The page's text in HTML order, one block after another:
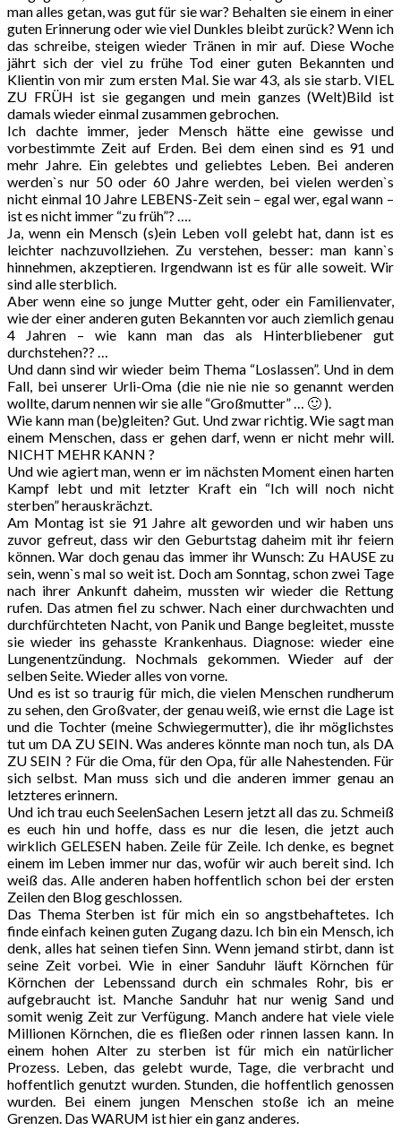
man alles getan, was gut für sie war? Behalten sie einem in einer
guten Erinnerung oder wie viel Dunkles bleibt zurück? Wenn ich
das schreibe, steigen wieder Tränen in mir auf. Diese Woche
jährt sich der viel zu frühe Tod einer guten Bekannten und
Klientin von mir zum ersten Mal. Sie war 43, als sie starb. VIEL
ZU FRÜH ist sie gegangen und mein ganzes (Welt)Bild ist
damals wieder einmal zusammen gebrochen.
Ich dachte immer, jeder Mensch hätte eine gewisse und
vorbestimmte Zeit auf Erden. Bei dem einen sind es 91 und
mehr Jahre. Ein gelebtes und geliebtes Leben. Bei anderen
werden`s nur 50 oder 60 Jahre werden, bei vielen werden`s
nicht einmal 10 Jahre LEBENS-Zeit sein – egal wer, egal wann –
ist es nicht immer “zu früh”? ….
Ja, wenn ein Mensch (s)ein Leben voll gelebt hat, dann ist es
leichter nachzuvollziehen. Zu verstehen, besser: man kann`s
hinnehmen, akzeptieren. Irgendwann ist es für alle soweit. Wir
sind alle sterblich.
Aber wenn eine so junge Mutter geht, oder ein Familienvater,
wie der einer anderen guten Bekannten vor auch ziemlich genau
4 Jahren – wie kann man das als Hinterbliebener gut
durchstehen?? …
Und dann sind wir wieder beim Thema “Loslassen”. Und in dem
Fall, bei unserer Urli-Oma (die nie nie nie so genannt werden
wollte, darum nennen wir sie alle “Großmutter” … 🙂 ).
Wie kann man (be)gleiten? Gut. Und zwar richtig. Wie sagt man
einem Menschen, dass er gehen darf, wenn er nicht mehr will.
NICHT MEHR KANN ?
Und wie agiert man, wenn er im nächsten Moment einen harten
Kampf lebt und mit letzter Kraft ein “Ich will noch nicht
sterben” herauskrächzt.
Am Montag ist sie 91 Jahre alt geworden und wir haben uns
zuvor gefreut, dass wir den Geburtstag daheim mit ihr feiern
können. War doch genau das immer ihr Wunsch: Zu HAUSE zu
sein, wenn`s mal so weit ist. Doch am Sonntag, schon zwei Tage
nach ihrer Ankunft daheim, mussten wir wieder die Rettung
rufen. Das atmen fiel zu schwer. Nach einer durchwachten und
durchfürchteten Nacht, von Panik und Bange begleitet, musste
sie wieder ins gehasste Krankenhaus. Diagnose: wieder eine
Lungenentzündung. Nochmals gekommen. Wieder auf der
selben Seite. Wieder alles von vorne.
Und es ist so traurig für mich, die vielen Menschen rundherum
zu sehen, den Großvater, der genau weiß, wie ernst die Lage ist
und die Tochter (meine Schwiegermutter), die ihr möglichstes
tut um DA ZU SEIN. Was anderes könnte man noch tun, als DA
ZU SEIN ? Für die Oma, für den Opa, für alle Nahestenden. Für
sich selbst. Man muss sich und die anderen immer genau an
letzteres erinnern.
Und ich trau euch SeelenSachen Lesern jetzt all das zu. Schmeiß
es euch hin und hoffe, dass es nur die lesen, die jetzt auch
wirklich GELESEN haben. Zeile für Zeile. Ich denke, es begnet
einem im Leben immer nur das, wofür wir auch bereit sind. Ich
weiß das. Alle anderen haben hoffentlich schon bei der ersten
Zeilen den Blog geschlossen.
Das Thema Sterben ist für mich ein so angstbehaftetes. Ich
finde einfach keinen guten Zugang dazu. Ich bin ein Mensch, ich
denk, alles hat seinen tiefen Sinn. Wenn jemand stirbt, dann ist
seine Zeit vorbei. Wie in einer Sanduhr läuft Körnchen für
Körnchen der Lebenssand durch ein schmales Rohr, bis er
aufgebraucht ist. Manche Sanduhr hat nur wenig Sand und
somit wenig Zeit zur Verfügung. Manch andere hat viele viele
Millionen Körnchen, die es fließen oder rinnen lassen kann. In
einem hohen Alter zu sterben ist für mich ein natürlicher
Prozess. Leben, das gelebt wurde, Tage, die verbracht und
hoffentlich genutzt wurden. Stunden, die hoffentlich genossen
wurden. Bei einem jungen Menschen stoße ich an meine
Grenzen. Das WARUM ist hier ein ganz anderes.